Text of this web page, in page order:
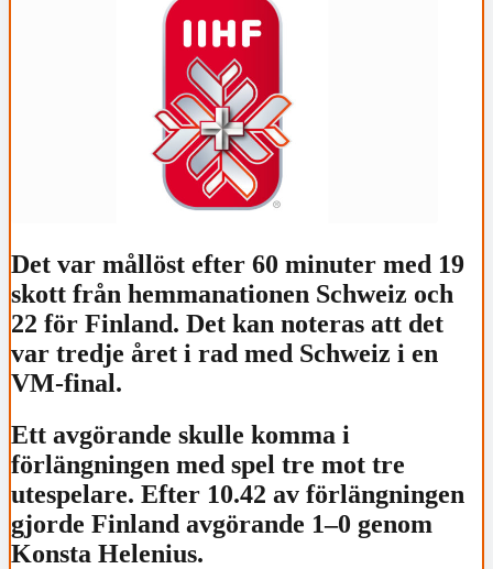
Det var mållöst efter 60 minuter med 19
skott från hemmanationen Schweiz och
22 för Finland. Det kan noteras att det
var tredje året i rad med Schweiz i en
VM-final.
Ett avgörande skulle komma i
förlängningen med spel tre mot tre
utespelare. Efter 10.42 av förlängningen
gjorde Finland avgörande 1–0 genom
Konsta Helenius.